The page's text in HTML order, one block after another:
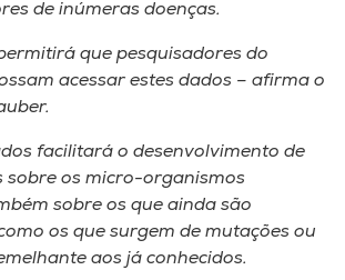
de inúmeras doenças.
que pesquisadores do
acessar estes dados – afirma o
facilitará o desenvolvimento de
sobre os micro-organismos
sobre os que ainda são
os que surgem de mutações ou
aos já conhecidos.